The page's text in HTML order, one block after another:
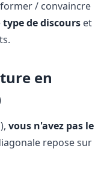
/ convaincre
type de discours et
en
vous n'avez pas le
repose sur